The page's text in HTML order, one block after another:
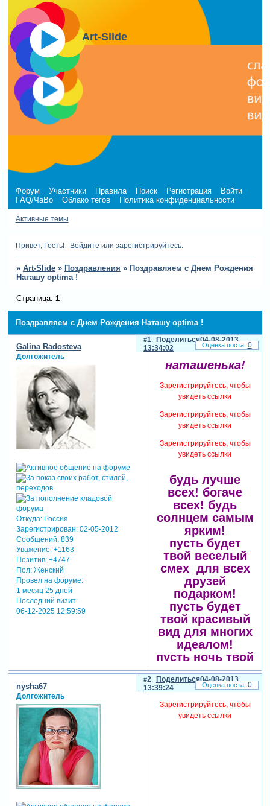
Art-Slide
Форум Участники Правила Поиск Регистрация
Войти
FAQ/ЧаВо
Облако тегов Политика конфиденциальности
Активные темы
Привет, Гость! Войдите или зарегистрируйтесь.
» Art-Slide » Поздравления » Поздравляем с Днем Рождения
Наташу optima !
Поздравляем с Днем Рождения Наташу optima !
Страница: 1
Поделиться
1
04-08-2013
13:34:02
Galina Radosteva
Долгожитель
Откуда:Россия
Зарегистрирован: 02-05-2012
Сообщений:839
Уважение: +1163
Позитив: +4747
Пол:Женский
Провел на форуме:
1 месяц 25 дней
Последний визит:
06-12-2025 12:59:59
наташенька!
Зарегистрируйтесь, чтобы
увидеть ссылки
Зарегистрируйтесь, чтобы
увидеть ссылки
Зарегистрируйтесь, чтобы
увидеть ссылки
будь лучше
всех! богаче
всех! будь
солнцем самым
ярким!
пусть будет
твой веселый
смех для всех
друзей
подарком!
пусть будет
твой красивый
вид для многих
идеалом!
пусть ночь твой
сладкий сон
хранит под
теплым
одеялом!
на крыльях
0
Поделиться
2
04-08-2013
13:39:24
nysha67
Долгожитель
Зарегистрируйтесь, чтобы
увидеть ссылки
0